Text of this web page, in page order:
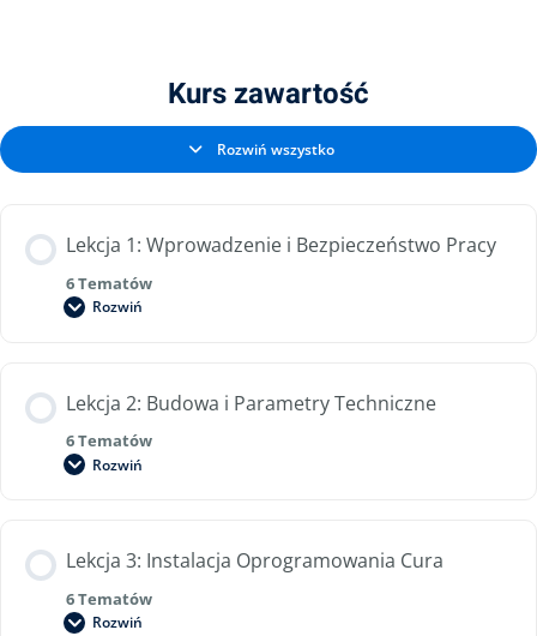
Kurs zawartość
Rozwiń wszystko
Lekcja 1: Wprowadzenie i Bezpieczeństwo Pracy
6 Tematów
Rozwiń
Lekcja 2: Budowa i Parametry Techniczne
6 Tematów
Rozwiń
Lekcja 3: Instalacja Oprogramowania Cura
6 Tematów
Rozwiń